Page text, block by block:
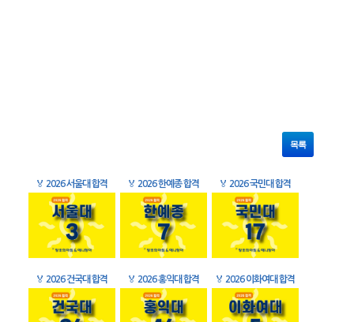
목록
🏅 2026 서울대 합격 🏅 2026 한예종 합격 🏅 2026 국민대 합격
🏅 2026 건국대 합격 🏅 2026 홍익대 합격 🏅 2026 이화여대 합격